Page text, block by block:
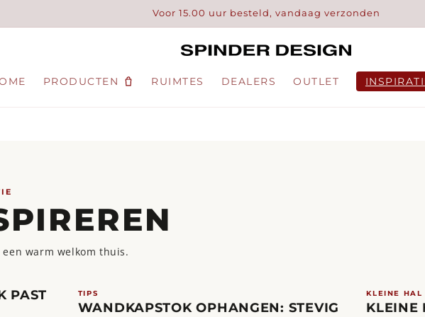
Voor 15.00 uur besteld, vandaag verzonden
PRODUCTEN RUIMTES DEALERS OUTLET
warm welkom thuis.
PAST
TIPS
WANDKAPSTOK OPHANGEN: STEVIG
KLEINE HAL
KLEINE